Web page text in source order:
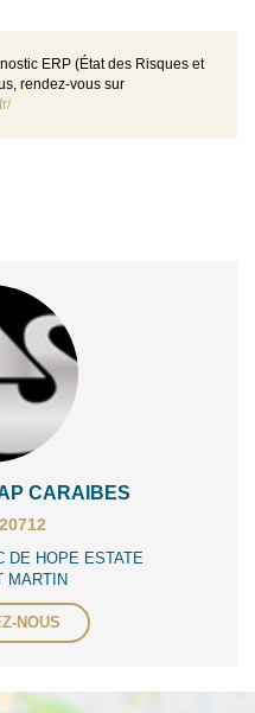
ERP (État des Risques et
rendez-vous sur
CARAIBES
DE HOPE ESTATE
MARTIN
NOUS